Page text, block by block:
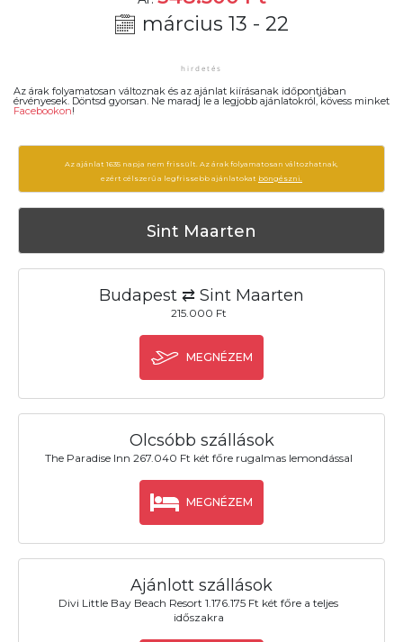
március 13 - 22
Az árak folyamatosan változnak és az ajánlat kiírásanak időpontjában
érvényesek. Döntsd gyorsan. Ne maradj le a legjobb ajánlatokról, kövess minket
Facebookon!
Az ajánlat 1635 napja nem frissült. Az árak folyamatosan változhatnak,
ezért célszerű a legfrissebb ajánlatokat böngészni.
Sint Maarten
Budapest ⇄ Sint Maarten
215.000 Ft
MEGNÉZEM
Olcsóbb szállások
The Paradise Inn 267.040 Ft két főre rugalmas lemondással
MEGNÉZEM
Ajánlott szállások
Divi Little Bay Beach Resort 1.176.175 Ft két főre a teljes
időszakra